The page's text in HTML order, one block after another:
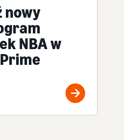
nowy
NBA w